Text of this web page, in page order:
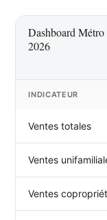
Dashboard
2026
INDICATEUR
Ventes totales
Ventes
Ventes